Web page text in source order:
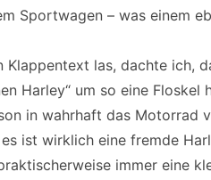
Sportwagen – was einem
Klappentext las, dachte ich,
Harley“ um so eine
in wahrhaft das Motorrad
ist wirklich eine fremde
immer eine